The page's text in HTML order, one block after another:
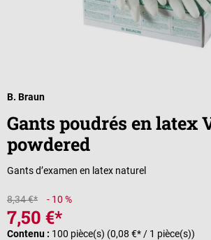
B. Braun
Gants poudrés en latex
powdered
Gants d’examen en latex naturel
8,34 €* - 10 %
7,50 €*
Contenu : 100 pièce(s) (0,08 €* / 1 pièce(s))